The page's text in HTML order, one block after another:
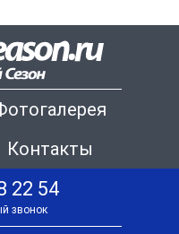
Контакты
22 54
звонок